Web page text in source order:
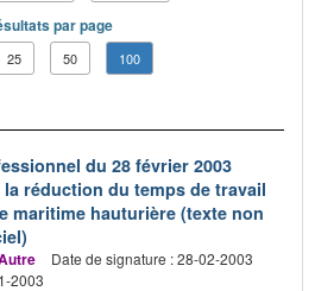
par page
25 50 100
du 28 février 2003
réduction du temps de travail
maritime hauturière (texte non
Date de signature : 28-02-2003
2003